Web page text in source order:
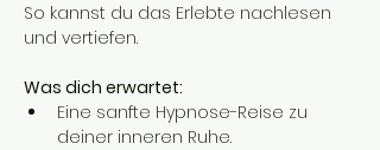
So kannst du das Erlebte nachlesen
und vertiefen.
Was dich erwartet:
Eine sanfte Hypnose-Reise zu
deiner inneren Ruhe.